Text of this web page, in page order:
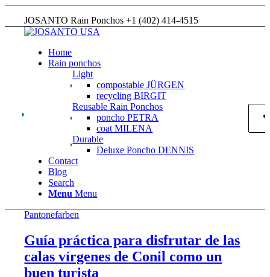
JOSANTO Rain Ponchos +1 (402) 414-4515
Home
Rain ponchos
Light
compostable JÜRGEN
recycling BIRGIT
Reusable Rain Ponchos
poncho PETRA
coat MILENA
Durable
Deluxe Poncho DENNIS
Contact
Blog
Search
Menu Menu
Pantonefarben
Guía práctica para disfrutar de las
calas vírgenes de Conil como un
buen turista